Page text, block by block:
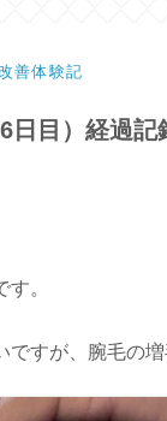
善体験記
日目）経過記
。
すが、腕毛の増